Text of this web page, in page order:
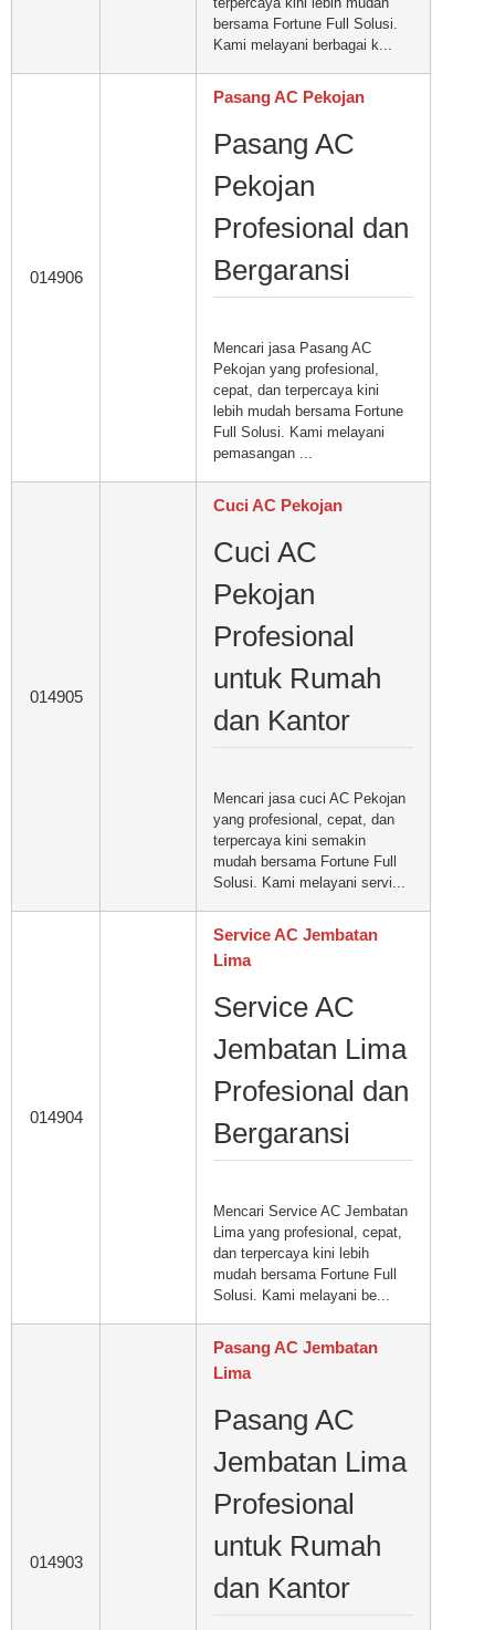
bersama Fortune Full Solusi.
Kami melayani berbagai k...
014906
Pasang AC Pekojan
Pasang AC
Pekojan
Profesional dan
Bergaransi
Mencari jasa Pasang AC
Pekojan yang profesional,
cepat, dan terpercaya kini
lebih mudah bersama Fortune
Full Solusi. Kami melayani
pemasangan ...
014905
Cuci AC Pekojan
Cuci AC
Pekojan
Profesional
untuk Rumah
dan Kantor
Mencari jasa cuci AC Pekojan
yang profesional, cepat, dan
terpercaya kini semakin
mudah bersama Fortune Full
Solusi. Kami melayani servi...
014904
Service AC Jembatan
Lima
Service AC
Jembatan Lima
Profesional dan
Bergaransi
Mencari Service AC Jembatan
Lima yang profesional, cepat,
dan terpercaya kini lebih
mudah bersama Fortune Full
Solusi. Kami melayani be...
014903
Pasang AC Jembatan
Lima
Pasang AC
Jembatan Lima
Profesional
untuk Rumah
dan Kantor